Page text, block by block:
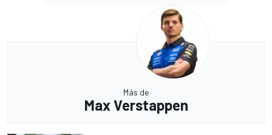
Más de
Max Verstappen